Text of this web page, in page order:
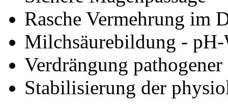
Rasche Vermehrung im
Milchsäurebildung -
Verdrängung
Stabilisierung der